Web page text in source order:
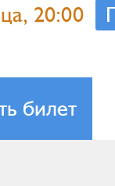
20:00
билет